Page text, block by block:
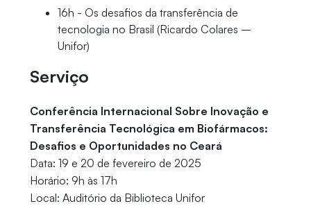
16h - Os desafios da transferência de
tecnologia no Brasil (Ricardo Colares –
Unifor)
Serviço
Conferência Internacional Sobre Inovação e
Transferência Tecnológica em Biofármacos:
Desafios e Oportunidades no Ceará
Data: 19 e 20 de fevereiro de 2025
Horário: 9h às 17h
Local: Auditório da Biblioteca Unifor